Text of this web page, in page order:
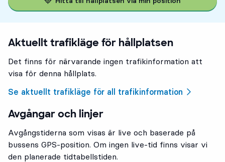
Aktuellt trafikläge för hållplatsen
Det finns för närvarande ingen trafikinformation att
visa för denna hållplats.
Se aktuellt trafikläge för all trafikinformation
Avgångar och linjer
Avgångstiderna som visas är live och baserade på
bussens GPS-position. Om ingen live-tid finns visar vi
den planerade tidtabellstiden.